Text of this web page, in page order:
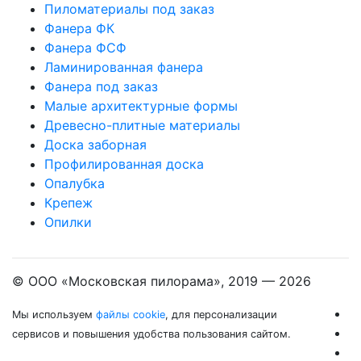
Пиломатериалы под заказ
Фанера ФК
Фанера ФСФ
Ламинированная фанера
Фанера под заказ
Малые архитектурные формы
Древесно-плитные материалы
Доска заборная
Профилированная доска
Опалубка
Крепеж
Опилки
© ООО «Московская пилорама», 2019 — 2026
Мы используем файлы cookie, для персонализации
сервисов и повышения удобства пользования сайтом.